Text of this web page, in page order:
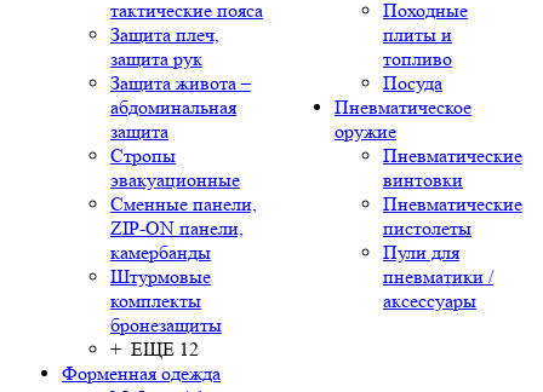
тактические пояса
Защита плеч,
защита рук
Защита живота –
абдоминальная
защита
Стропы
эвакуационные
Сменные панели,
ZIP-ON панели,
камербанды
Штурмовые
комплекты
бронезащиты
+ ЕЩЕ 12
Форменная одежда
Походные
плиты и
топливо
Посуда
Пневматическое
оружие
Пневматические
винтовки
Пневматические
пистолеты
Пули для
пневматики /
аксессуары